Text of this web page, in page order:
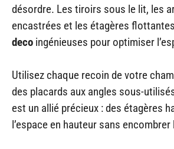
désordre. Les tiroirs sous le lit, les
encastrées et les étagères
deco ingénieuses pour optimiser
Utilisez chaque recoin de votre
des placards aux angles sous-
est un allié précieux : des étagères
l’espace en hauteur sans encombrer